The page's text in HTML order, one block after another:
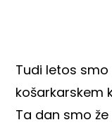
Tudi letos
košarkarskem
Ta dan smo